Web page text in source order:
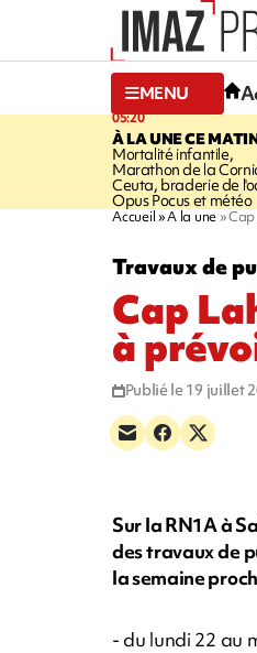
MENU
05:20
À LA UNE CE
Mortalité infantile,
Marathon de la
Ceuta, braderie de
Opus Pocus et météo
Accueil A la une
Travaux de
Cap
à
Publié le 19 juillet
Sur la RN1A à
des travaux de
la semaine
- du lundi 22 au